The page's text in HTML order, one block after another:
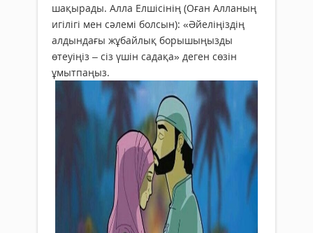
шақырады. Алла Елшісінің (Оған Алланың
игілігі мен сәлемі болсын): «Әйеліңіздің
алдындағы жұбайлық борышыңызды
өтеуіңіз – сіз үшін садақа» деген сөзін
ұмытпаңыз.